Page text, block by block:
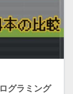
グラミング